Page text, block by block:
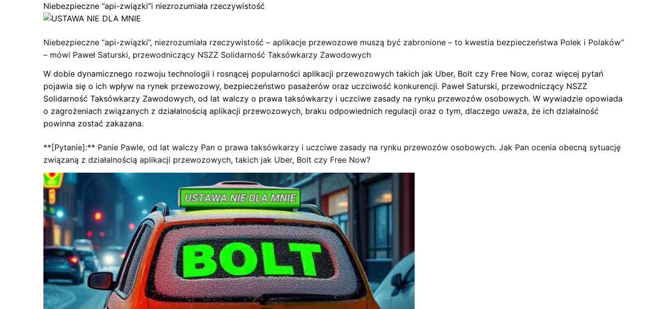
Niebezpieczne “api-związki”i niezrozumiała rzeczywistość
Niebezpieczne “api-związki”, niezrozumiała rzeczywistość – aplikacje przewozowe muszą być zabronione – to kwestia bezpieczeństwa Polek i Polaków”
– mówi Paweł Saturski, przewodniczący NSZZ Solidarność Taksówkarzy Zawodowych
W dobie dynamicznego rozwoju technologii i rosnącej popularności aplikacji przewozowych takich jak Uber, Bolt czy Free Now, coraz więcej pytań
pojawia się o ich wpływ na rynek przewozowy, bezpieczeństwo pasażerów oraz uczciwość konkurencji. Paweł Saturski, przewodniczący NSZZ
Solidarność Taksówkarzy Zawodowych, od lat walczy o prawa taksówkarzy i uczciwe zasady na rynku przewozów osobowych. W wywiadzie opowiada
o zagrożeniach związanych z działalnością aplikacji przewozowych, braku odpowiednich regulacji oraz o tym, dlaczego uważa, że ich działalność
powinna zostać zakazana.
**[Pytanie]:** Panie Pawle, od lat walczy Pan o prawa taksówkarzy i uczciwe zasady na rynku przewozów osobowych. Jak Pan ocenia obecną sytuację
związaną z działalnością aplikacji przewozowych, takich jak Uber, Bolt czy Free Now?